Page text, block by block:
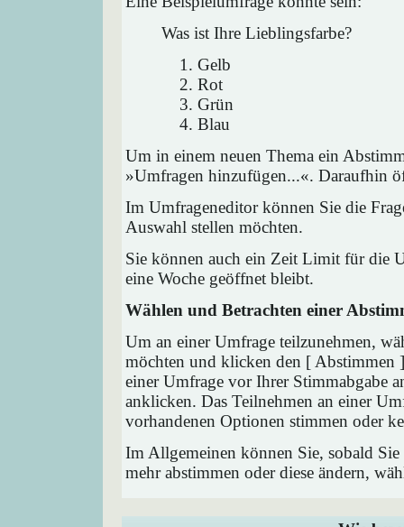
Was ist Ihre Lieblingsfarbe?
Gelb
Rot
Grün
Blau
Um in einem neuen Thema ein
»Umfragen hinzufügen...«. Daraufhin
Im Umfrageneditor können Sie die
Auswahl stellen möchten.
Sie können auch ein Zeit Limit für die
eine Woche geöffnet bleibt.
Wählen und Betrachten einer
Um an einer Umfrage teilzunehmen,
möchten und klicken den [ Abstimmen
einer Umfrage vor Ihrer Stimmabgabe
anklicken. Das Teilnehmen an einer
vorhandenen Optionen stimmen oder
Im Allgemeinen können Sie, sobald
mehr abstimmen oder diese ändern,